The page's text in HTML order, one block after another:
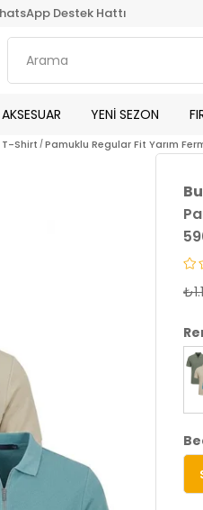
Destek Hattı
AKSESUAR YENİ SEZON
T-Shirt Pamuklu Regular Fit Yarım